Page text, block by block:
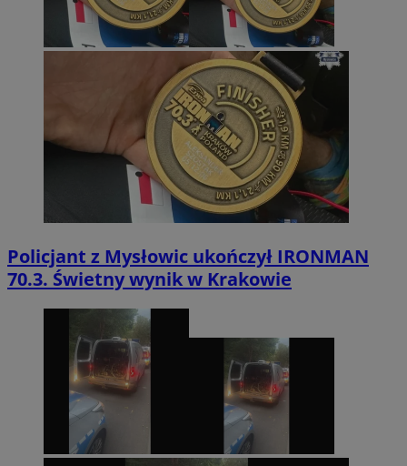
Policjant z Mysłowic ukończył IRONMAN
70.3. Świetny wynik w Krakowie